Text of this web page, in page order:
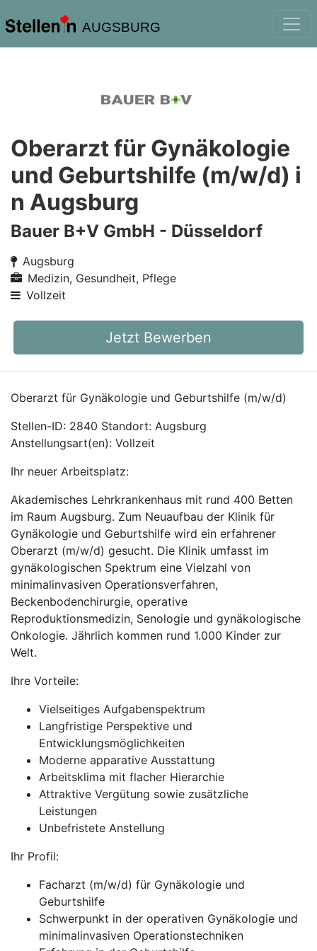
AUGSBURG
Oberarzt für Gynäkologie
und Geburtshilfe (m/w/d) i
n Augsburg
Bauer B+V GmbH - Düsseldorf
Augsburg
Medizin, Gesundheit, Pflege
Vollzeit
Jetzt Bewerben
Oberarzt für Gynäkologie und Geburtshilfe (m/w/d)
Stellen-ID: 2840 Standort: Augsburg
Anstellungsart(en): Vollzeit
Ihr neuer Arbeitsplatz:
Akademisches Lehrkrankenhaus mit rund 400 Betten
im Raum Augsburg. Zum Neuaufbau der Klinik für
Gynäkologie und Geburtshilfe wird ein erfahrener
Oberarzt (m/w/d) gesucht. Die Klinik umfasst im
gynäkologischen Spektrum eine Vielzahl von
minimalinvasiven Operationsverfahren,
Beckenbodenchirurgie, operative
Reproduktionsmedizin, Senologie und gynäkologische
Onkologie. Jährlich kommen rund 1.000 Kinder zur
Welt.
Ihre Vorteile:
Vielseitiges Aufgabenspektrum
Langfristige Perspektive und
Entwicklungsmöglichkeiten
Moderne apparative Ausstattung
Arbeitsklima mit flacher Hierarchie
Attraktive Vergütung sowie zusätzliche
Leistungen
Unbefristete Anstellung
Ihr Profil:
Facharzt (m/w/d) für Gynäkologie und
Geburtshilfe
Schwerpunkt in der operativen Gynäkologie und
minimalinvasiven Operationstechniken